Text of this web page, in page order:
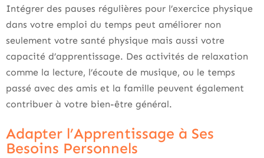
Intégrer des pauses régulières pour l’exercice physique
dans votre emploi du temps peut améliorer non
seulement votre santé physique mais aussi votre
capacité d’apprentissage. Des activités de relaxation
comme la lecture, l’écoute de musique, ou le temps
passé avec des amis et la famille peuvent également
contribuer à votre bien-être général.
Adapter l’Apprentissage à Ses
Besoins Personnels